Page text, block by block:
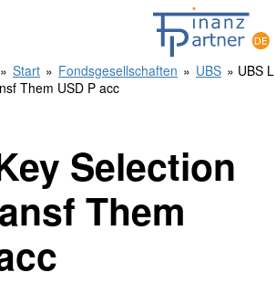
» Start » Fondsgesellschaften » UBS » UBS L
Them USD P acc
Selection
Them